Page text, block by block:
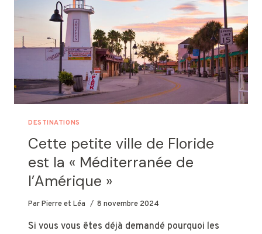
SIÈCLE
DESTINATIONS
Cette petite ville de Floride
est la « Méditerranée de
l’Amérique »
ParPierre et Léa 8 novembre 2024
Si vous vous êtes déjà demandé pourquoi les